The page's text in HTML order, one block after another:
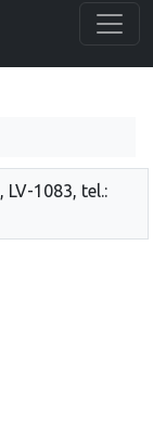
1083, tel.: